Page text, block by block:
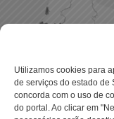
Utilizamos cookies para
de serviços do estado de
concorda com o uso de
do portal. Ao clicar em